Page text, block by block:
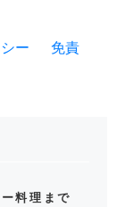
ー
免責
料理まで